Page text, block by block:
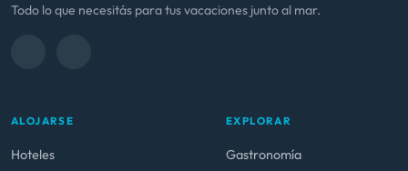
Todo lo que necesitás para tus vacaciones junto al mar.
ALOJARSE
Hoteles
EXPLORAR
Gastronomía